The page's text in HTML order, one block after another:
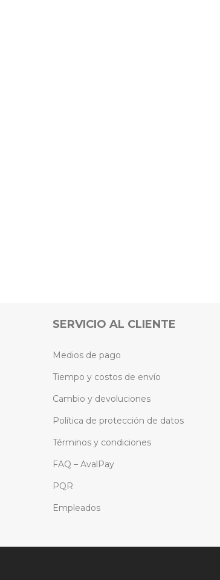
SERVICIO AL CLIENTE
Medios de pago
Tiempo y costos de envío
Cambio y devoluciones
Política de protección de datos
Términos y condiciones
FAQ – AvalPay
PQR
Empleados